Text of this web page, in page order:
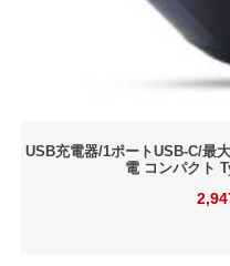
USB充電器/1ポートUSB-C/最
電 コンパクト